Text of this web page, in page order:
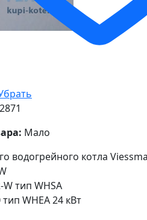
Мало
водогрейного котла
тип WHSA
WHEA 24 кВт